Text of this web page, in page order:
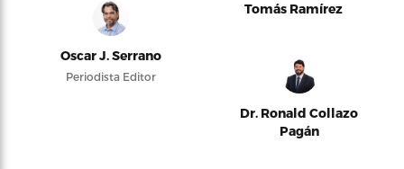
Oscar J. Serrano
Periodista Editor
Tomás Ramírez
Dr. Ronald Collazo
Pagán